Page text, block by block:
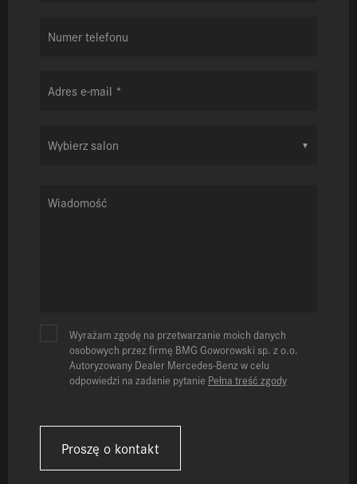
Wyrażam zgodę na przetwarzanie moich danych
osobowych przez firmę BMG Goworowski sp. z o.o.
Autoryzowany Dealer Mercedes-Benz w celu
odpowiedzi na zadanie pytanie Pełna treść zgody
Proszę o kontakt